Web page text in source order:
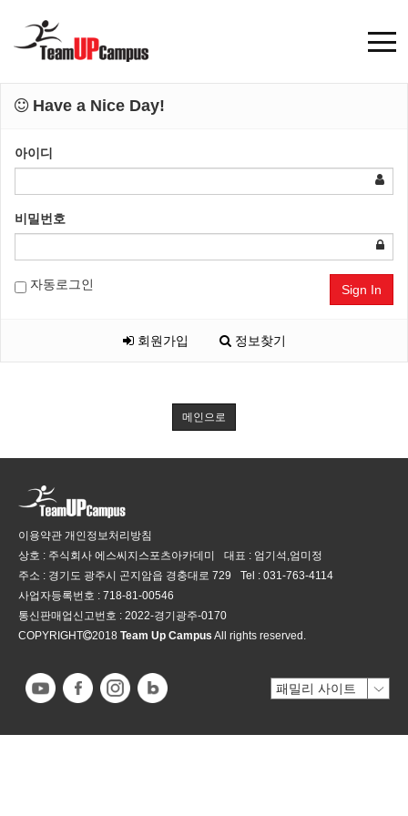
Have a Nice Day!
아이디
비밀번호
자동로그인 Sign In
회원가입 정보찾기
메인으로
이용약관 개인정보처리방침
상호 : 주식회사 에스씨지스포츠아카데미
대표 : 엄기석,엄미정
주소 : 경기도 광주시 곤지암읍 경충대로 729
Tel : 031-763-4114
사업자등록번호 : 718-81-00546
통신판매업신고번호 : 2022-경기광주-0170
COPYRIGHT
2018 Team Up Campus All rights reserved.